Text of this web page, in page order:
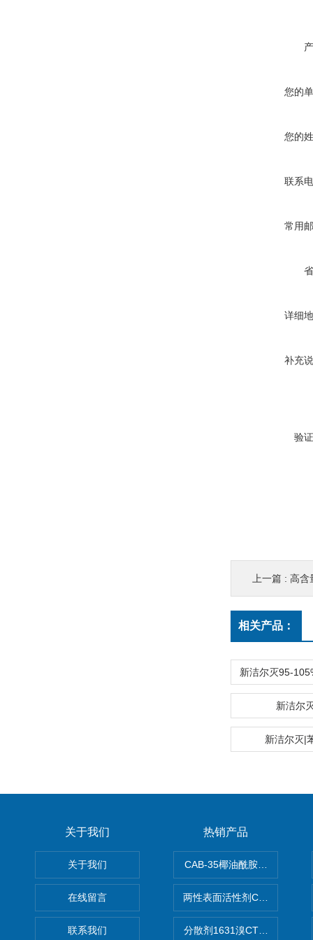
您的
您的
联系
常用
详细
补充
验
上一篇 : 高含
相关产品：
新洁尔
新洁尔灭|
关于我们
关于我们
在线留言
联系我们
热销产品
CAB-35椰油酰胺丙基甜菜碱
两性表面活性剂CAB-30椰油
分散剂1631溴CTAB（十六烷